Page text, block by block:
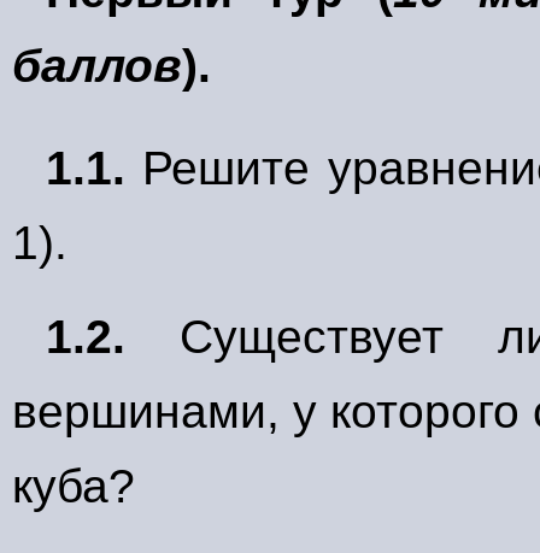
баллов).
1.1. Решите
1).
1.2. Существует
вершинами, у которого
куба?